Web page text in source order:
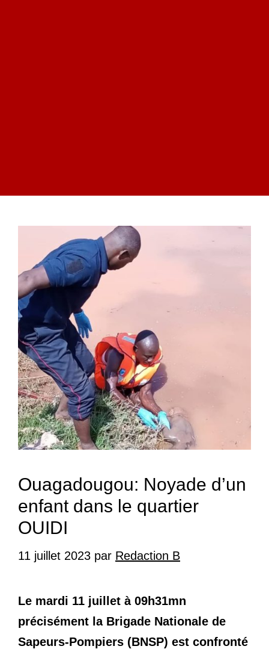
Ouagadougou: Noyade d’un
enfant dans le quartier
OUIDI
11 juillet 2023 par Redaction B
Le mardi 11 juillet à 09h31mn
précisément la Brigade Nationale de
Sapeurs-Pompiers (BNSP) est confronté